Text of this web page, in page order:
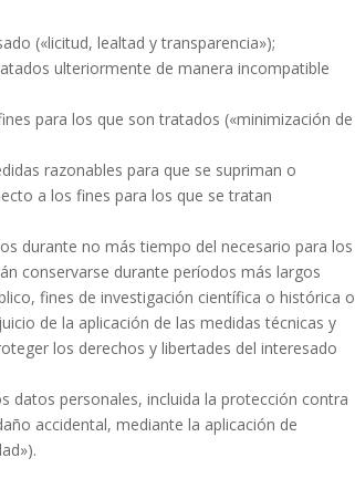
(«licitud, lealtad y transparencia»);
ulteriormente de manera incompatible
para los que son tratados («minimización de
razonables para que se supriman o
a los fines para los que se tratan
durante no más tiempo del necesario para los
conservarse durante períodos más largos
fines de investigación científica o histórica o
de la aplicación de las medidas técnicas y
los derechos y libertades del interesado
datos personales, incluida la protección contra
accidental, mediante la aplicación de